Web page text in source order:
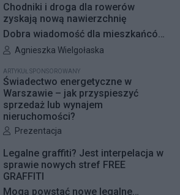
Chodniki i droga dla rowerów
zyskają nową nawierzchnię
Dobra wiadomość dla mieszkańców
Woli i Żoliborza. Zarząd Dróg
remonty infrastruktury dla pieszych
i rowerzystów. Oferty w
przetargach zostały już otwarte, a
jeśli wszystko przebiegnie zgodnie
z planem, nowe nawierzchnie
pojawią się jeszcze w tym roku.
Autor artykułu:
Agnieszka Wielgołaska
ARTYKUŁ SPONSOROWANY
Świadectwo energetyczne w
Warszawie – jak przyspieszyć
sprzedaż lub wynajem
nieruchomości?
Autor artykułu:
Prezentacja
Legalne graffiti? Jest interpelacja w
sprawie nowych stref FREE
GRAFFITI
Mogą powstać nowe legalne